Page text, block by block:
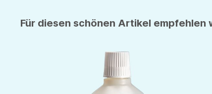
Für diesen schönen Artikel